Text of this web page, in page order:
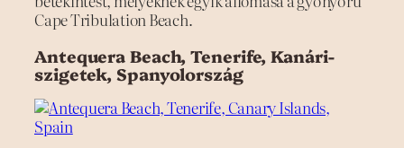
Cape Tribulation Beach.
Antequera Beach, Tenerife, Kanári-
szigetek, Spanyolország